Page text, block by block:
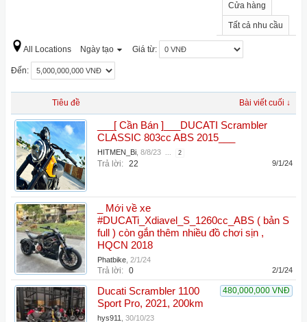
Cửa hàng
Tất cả nhu cầu
All Locations Ngày tạo Giá từ:
Đến:
Tiêu đề Bài viết cuối ↓
___[ Cần Bán ]___DUCATI Scrambler
CLASSIC 803cc ABS 2015___
HITMEN_Bi 8/8/23 ... 2
Trả lời: 22 9/1/24
_ Mới về xe
#DUCATi_Xdiavel_S_1260cc_ABS ( bản S
full ) còn gắn thêm nhiều đồ chơi sịn ,
HQCN 2018
Phatbike 2/1/24
Trả lời: 0 2/1/24
480,000,000 VNĐ
Ducati Scrambler 1100
Sport Pro, 2021, 200km
hys911 30/10/23